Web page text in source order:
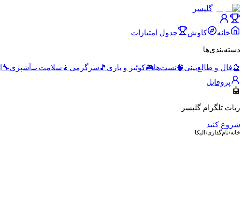
گلپسر
خانه کاوش جدول امتیازات
دسته‌بندی‌ها
🔮فال و طالع‌بینی🧠تست‌ها🎮کوئیز و بازی 🎵 سرگرمی 🧘 سلامت🍳 آشپزی🔧
پروفایل
🤖
ربات تلگرام گلپسر
شروع کنید
خانه›نام‌گذاری› الیکا